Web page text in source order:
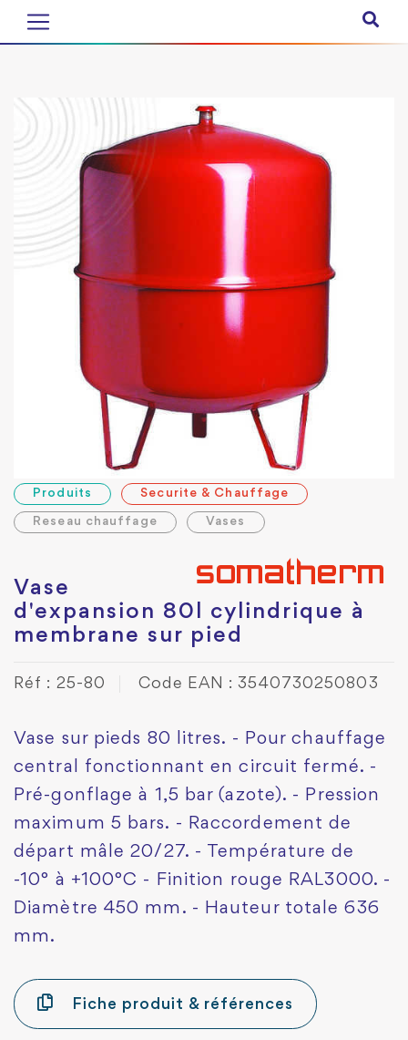
Produits Securite & Chauffage
Reseau chauffage Vases
Vase
d'expansion 80l cylindrique à
membrane sur pied
Réf : 25-80 Code EAN : 3540730250803
Vase sur pieds 80 litres. - Pour chauffage
central fonctionnant en circuit fermé. -
Pré-gonflage à 1,5 bar (azote). - Pression
maximum 5 bars. - Raccordement de
départ mâle 20/27. - Température de
-10° à +100°C - Finition rouge RAL3000. -
Diamètre 450 mm. - Hauteur totale 636
mm.
Fiche produit & références